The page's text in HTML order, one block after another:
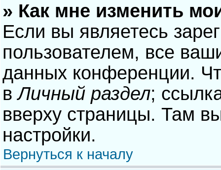
» Как мне изменить
Если вы являетесь
пользователем, все
данных конференции.
вЛичный раздел;
вверху страницы. Там
настройки.
Вернуться к началу